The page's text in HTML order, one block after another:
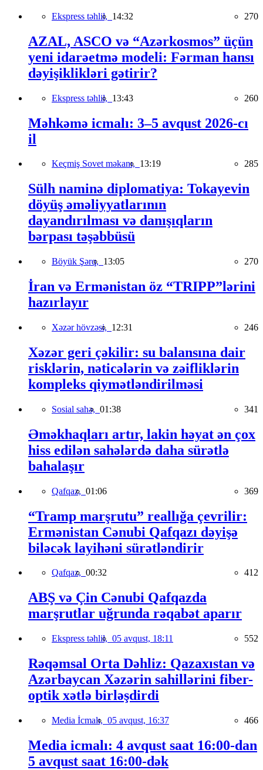
Ekspress təhlil, 14:32 270
AZAL, ASCO və “Azərkosmos” üçün
yeni idarəetmə modeli: Fərman hansı
dəyişiklikləri gətirir?
Ekspress təhlil, 13:43 260
Məhkəmə icmalı: 3–5 avqust 2026-cı
il
Keçmiş Sovet məkanı, 13:19 285
Sülh naminə diplomatiya: Tokayevin
döyüş əməliyyatlarının
dayandırılması və danışıqların
bərpası təşəbbüsü
Böyük Şərq, 13:05 270
İran və Ermənistan öz “TRIPP”lərini
hazırlayır
Xəzər hövzəsi, 12:31 246
Xəzər geri çəkilir: su balansına dair
risklərin, nəticələrin və zəifliklərin
kompleks qiymətləndirilməsi
Sosial sahə, 01:38 341
Əməkhaqları artır, lakin həyat ən çox
hiss edilən sahələrdə daha sürətlə
bahalaşır
Qafqaz, 01:06 369
“Tramp marşrutu” reallığa çevrilir:
Ermənistan Cənubi Qafqazı dəyişə
biləcək layihəni sürətləndirir
Qafqaz, 00:32 412
ABŞ və Çin Cənubi Qafqazda
marşrutlar uğrunda rəqabət aparır
Ekspress təhlil, 05 avqust, 18:11 552
Rəqəmsal Orta Dəhliz: Qazaxıstan və
Azərbaycan Xəzərin sahillərini fiber-
optik xətlə birləşdirdi
Media İcmalı, 05 avqust, 16:37 466
Media icmalı: 4 avqust saat 16:00-dan
5 avqust saat 16:00-dək